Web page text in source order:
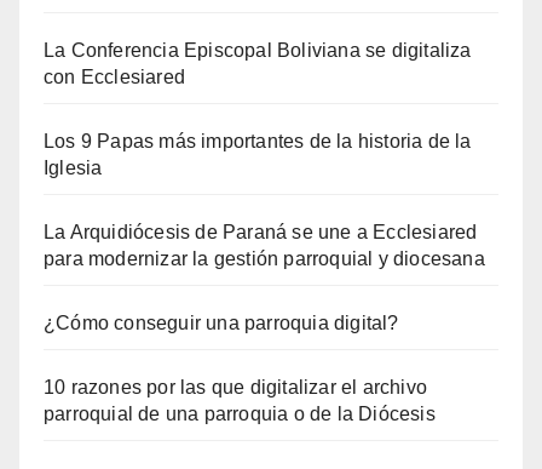
La Conferencia Episcopal Boliviana se digitaliza
con Ecclesiared
Los 9 Papas más importantes de la historia de la
Iglesia
La Arquidiócesis de Paraná se une a Ecclesiared
para modernizar la gestión parroquial y diocesana
¿Cómo conseguir una parroquia digital?
10 razones por las que digitalizar el archivo
parroquial de una parroquia o de la Diócesis